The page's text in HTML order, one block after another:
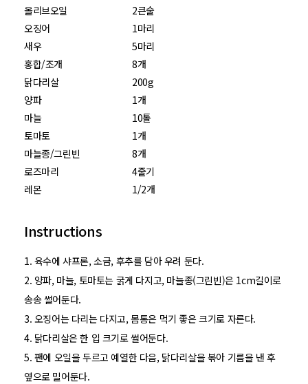
올리브오일
2큰술
오징어
1마리
새우
5마리
홍합/조개
8개
닭다리살
200g
양파
1개
마늘
10톨
토마토
1개
마늘종/그린빈
8개
로즈마리
4줄기
레몬
1/2개
Instructions
1. 육수에 샤프론, 소금, 후추를 담아 우려 둔다.
2. 양파, 마늘, 토마토는 굵게 다지고, 마늘종(그린빈)은 1cm길이로
송송 썰어둔다.
3. 오징어는 다리는 다지고, 몸통은 먹기 좋은 크기로 자른다.
4. 닭다리살은 한 입 크기로 썰어둔다.
5. 팬에 오일을 두르고 예열한 다음, 닭다리살을 볶아 기름을 낸 후
옆으로 밀어둔다.